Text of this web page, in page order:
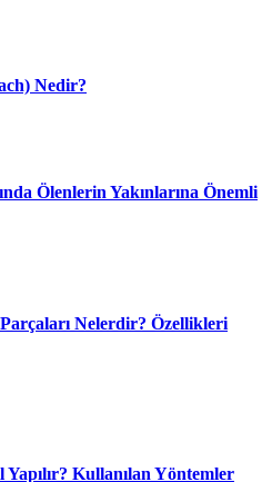
Nedir?
Ölenlerin Yakınlarına Önemli
Nelerdir? Özellikleri
Yapılır? Kullanılan Yöntemler